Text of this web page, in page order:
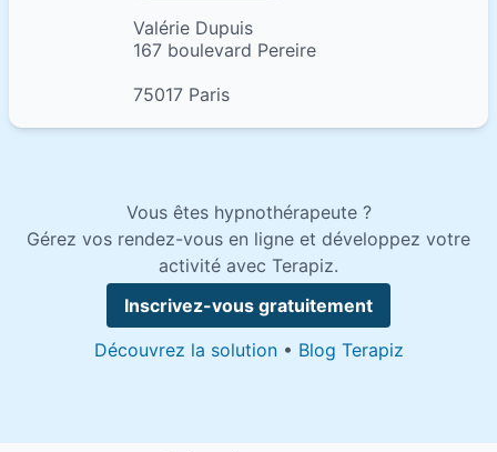
Valérie Dupuis
167 boulevard Pereire
75017 Paris
Vous êtes hypnothérapeute ?
Gérez vos rendez-vous en ligne et développez votre
activité avec Terapiz.
Inscrivez-vous gratuitement
Découvrez la solution• Blog Terapiz